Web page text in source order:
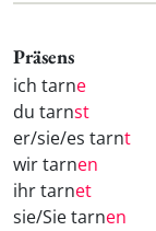
Präsens
ich tarne
du tarnst
er/sie/es tarnt
wir tarnen
ihr tarnet
sie/Sie tarnen